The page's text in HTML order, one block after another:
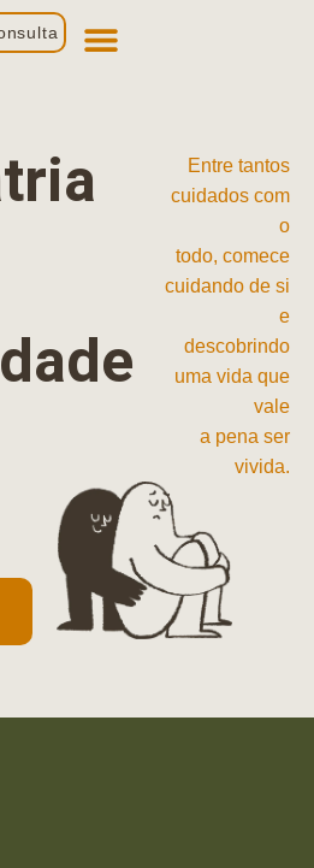
Entre tantos
cuidados com
o
todo, comece
cuidando de si
e
descobrindo
uma vida que
vale
a pena ser
vivida.